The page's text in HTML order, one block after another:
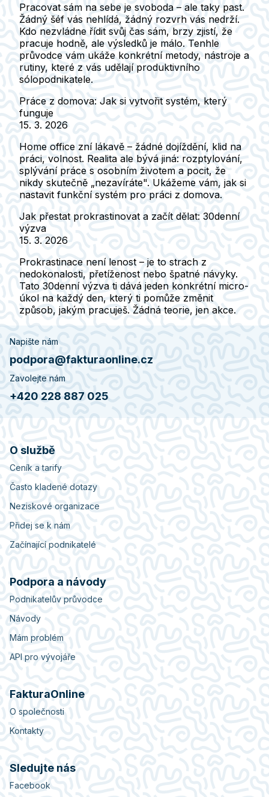
Pracovat sám na sebe je svoboda – ale taky past.
Žádný šéf vás nehlídá, žádný rozvrh vás nedrží.
Kdo nezvládne řídit svůj čas sám, brzy zjistí, že
pracuje hodně, ale výsledků je málo. Tenhle
průvodce vám ukáže konkrétní metody, nástroje a
rutiny, které z vás udělají produktivního
sólopodnikatele.
Práce z domova: Jak si vytvořit systém, který
funguje
15. 3. 2026
Home office zní lákavě – žádné dojíždění, klid na
práci, volnost. Realita ale bývá jiná: rozptylování,
splývání práce s osobním životem a pocit, že
nikdy skutečně „nezavíráte". Ukážeme vám, jak si
nastavit funkční systém pro práci z domova.
Jak přestat prokrastinovat a začít dělat: 30denní
výzva
15. 3. 2026
Prokrastinace není lenost – je to strach z
nedokonalosti, přetíženost nebo špatné návyky.
Tato 30denní výzva ti dává jeden konkrétní micro-
úkol na každý den, který ti pomůže změnit
způsob, jakým pracuješ. Žádná teorie, jen akce.
Napište nám
podpora@fakturaonline.cz
Zavolejte nám
+420 228 887 025
O službě
Ceník a tarify
Často kladené dotazy
Neziskové organizace
Přidej se k nám
Začínající podnikatelé
Podpora a návody
Podnikatelův průvodce
Návody
Mám problém
API pro vývojáře
FakturaOnline
O společnosti
Kontakty
Sledujte nás
Facebook